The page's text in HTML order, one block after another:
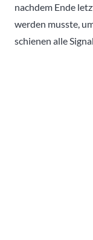
nachdem Ende
werden musste,
schienen alle